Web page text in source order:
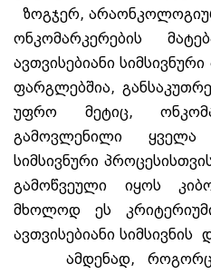
ზოგჯერ,
ონკომარკერების
ავთვისებიანი
ფარგლებშია,
უფრო მეტიც,
გამოვლენილი ყველა
სიმსივნური
გამოწვეული იყოს
მხოლოდ ეს
ავთვისებიანი სიმსივნის
ამდენად, როგორც